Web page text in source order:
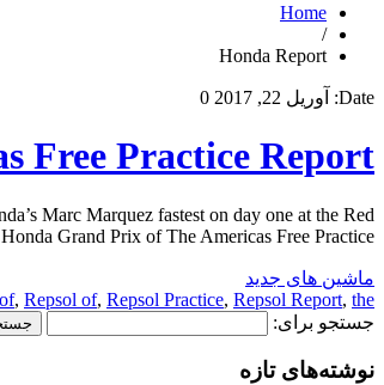
Home
/
Honda Report
Date: آوریل 22, 2017 0
Free Practice Report
Marc Marquez fastest on day one at the Red
Grand Prix of The Americas Free Practice […]
ماشین های جدید
, Repsol of, Repsol Practice, Repsol Report, the
جستجو برای:
نوشته‌های تازه